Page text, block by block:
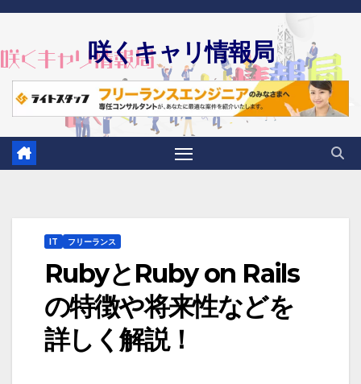
Skip
content
咲くキャリ情報局
IT フリーランス
RubyとRuby on Rails
の特徴や将来性などを
詳しく解説！